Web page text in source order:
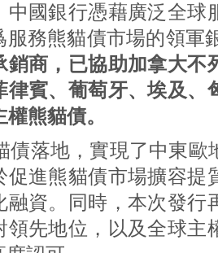
中國銀行憑藉廣泛全球
服務熊貓債市場的領軍
銷商，已協助加拿大不
律賓、葡萄牙、埃及、
熊貓債。
債落地，實現了中東歐
促進熊貓債市場擴容提
融資。同時，本次發行
領先地位，以及全球主